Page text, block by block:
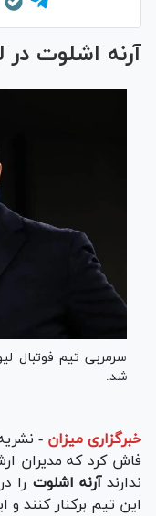
آرنه اشلوت در
سرمربی تیم فوتبال
شد.
خبرگزاری میزان -
فاش کرد که مدیران
ندارندآرنه اشلوت را
این تیم برکنار کنند و